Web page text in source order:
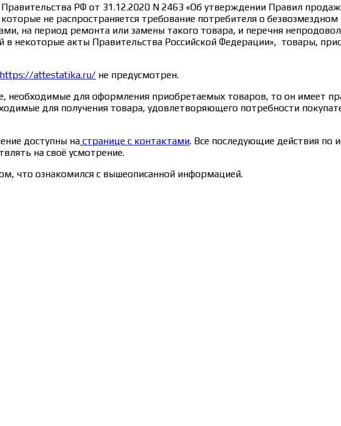
РФ от 31.12.2020 N 2463 «Об утверждении Правил
не распространяется требование потребителя о
на период ремонта или замены такого товара, и перечня
некоторые акты Правительства Российской Федерации», товары,
https://attestatika.ru/ не предусмотрен.
необходимые для оформления приобретаемых товаров, то он имеет
для получения товара, удовлетворяющего потребности
доступны на странице с контактами. Все последующие действия по
на своё усмотрение.
что ознакомился с вышеописанной информацией.